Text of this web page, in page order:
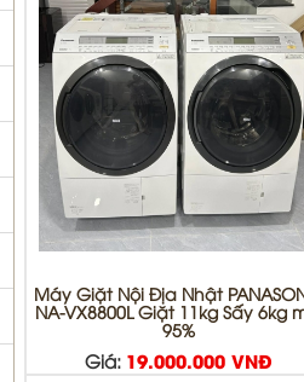
Máy Giặt Nội Địa Nhật
NA-VX8800L Giặt 11kg Sấy 6kg
95%
Giá: 19.000.000 VNĐ